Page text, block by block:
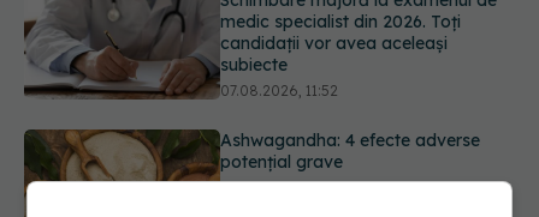
Ashwagandha: 4 efecte adverse
potențial grave
07.08.2026, 11:03
Ți-ai mărit buzele? Cele 4 greșeli
care pot strica rezultatul după
injectarea cu acid hialuronic